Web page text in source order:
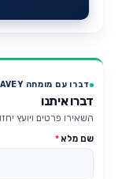
דברו עם מומחה SAVEY
דברו איתנו
השאירו פרטים ויועץ
שם מלא*